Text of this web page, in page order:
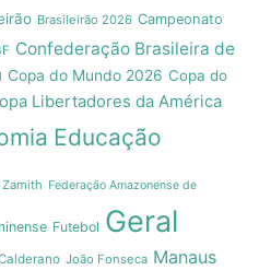
Brasileirão 2026 Campeonato
Confederação Brasileira de
Copa do Mundo 2026 Copa do
Libertadores da América
Educação
Federação Amazonense de
Futebol Geral
João Fonseca Manaus